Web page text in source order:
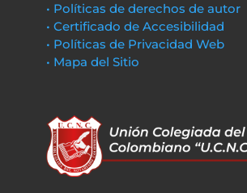
• Políticas de derechos de autor
• Certificado de Accesibilidad
• Políticas de Privacidad Web
• Mapa del Sitio